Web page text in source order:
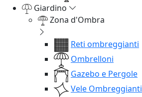
Giardino
Zona d'Ombra
Reti ombreggianti
Ombrelloni
Gazebo e Pergole
Vele Ombreggianti